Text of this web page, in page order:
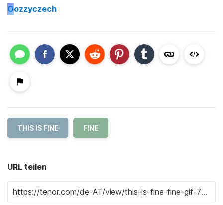
Oozzyczech
THIS IS FINE FINE
URL teilen